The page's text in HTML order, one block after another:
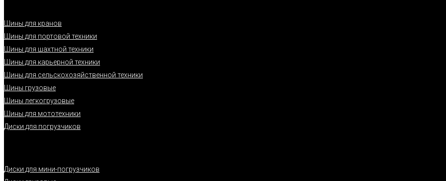
Шины для кранов
Шины для портовой техники
Шины для шахтной техники
Шины для карьерной техники
Шины для сельскохозяйственной техники
Шины грузовые
Шины легкогрузовые
Шины для мототехники
Диски для погрузчиков
Диски для мини-погрузчиков